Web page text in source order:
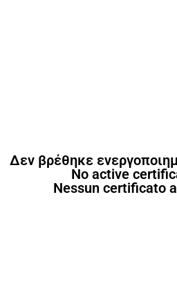
Δεν βρέθηκε
No active
Nessun certificato